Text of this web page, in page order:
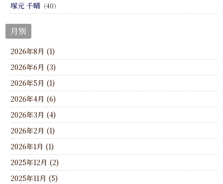
塚元 千晴 （40）
月別
2026年8月 (1)
2026年6月 (3)
2026年5月 (1)
2026年4月 (6)
2026年3月 (4)
2026年2月 (1)
2026年1月 (1)
2025年12月 (2)
2025年11月 (5)